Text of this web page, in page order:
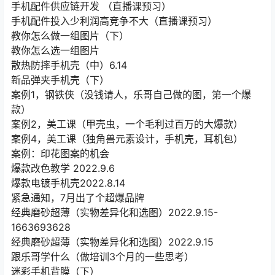
手机配件供应链开发 （直播课预习）
手机配件投入少利润高竞争不大（直播课预习）
教你怎么做一组图片（下）
教你怎么选一组图片
散热防摔手机壳（中）6.14
新品弹夹手机壳（下）
案例1，钢铁侠（没钱请人，乐哥自己做的图，第一个爆
款）
案例2，美工课（甲壳虫，一个毛利过百万的大爆款）
案例4，美工课（独角兽元素设计，手机壳，耳机包）
案例：印花图案的机会
爆款改色教学 2022.9.6
爆款电镀手机壳2022.8.14
紧急通知，7月出了个超爆品牌
经典磨砂超薄（实物差异化和选图）2022.9.15-
1663693628
经典磨砂超薄（实物差异化和选图）2022.9.15
跟乐哥学什么（做培训3个月的一些思考）
迷彩手机背膜（下）